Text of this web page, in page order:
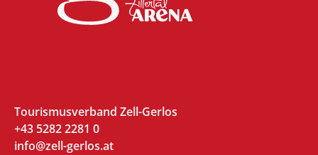
Tourismusverband Zell-Gerlos
+43 5282 2281 0
info@zell-gerlos.at